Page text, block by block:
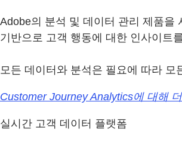
Adobe의 분석 및 데이터 관리 제품을
기반으로 고객 행동에 대한 인사이트
모든 데이터와 분석은 필요에 따라
Customer Journey Analytics에 대해
실시간 고객 데이터 플랫폼